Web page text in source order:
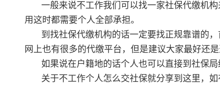
一般来说不工作我们可以找一家社保代缴机
用这时都需要个人全部承担。
到找社保代缴机构的话一定要找正规靠谱的
网上也有很多的代缴平台，但是建议大家最好还
如果说在户籍地的话个人也可以直接到社保
关于不工作个人怎么交社保就分享到这里，